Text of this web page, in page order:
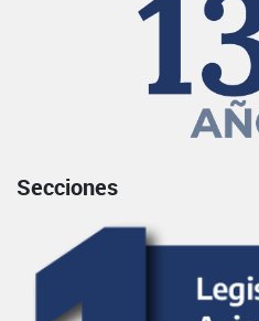
Secciones